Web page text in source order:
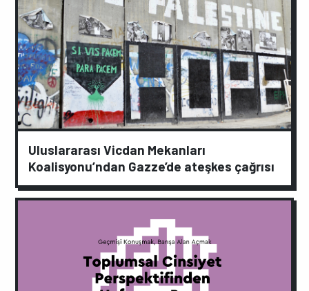
Uluslararası Vicdan Mekanları
Koalisyonu’ndan Gazze’de ateşkes çağrısı